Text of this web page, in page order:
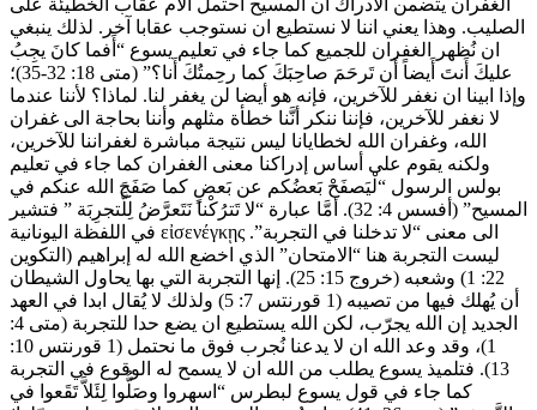
الغفران يتضمن الادراك ان المسيح احتمل آلام عقاب الخطيئة على
الصليب. وهذا يعني اننا لا نستطيع ان نستوجب عقابا آخر. لذلك ينبغي
ان نُظهر الغفران للجميع كما جاء في تعليم يسوع “أَفما كانَ يجِبُ
عليكَ أَنتَ أَيضاً أَن تَرحَمَ صاحِبَكَ كما رحِمتُكَ أَنا؟” (متى 18: 32-35)؛
وإذا ابينا ان نغفر للآخرين، فإنه هو أيضا لن يغفر لنا. لماذا؟ لأننا عندما
لا نغفر للآخرين، فإننا ننكر أنَّنا خطأة مثلهم وأننا بحاجة الى غفران
الله، وغفران الله لخطايانا ليس نتيجة مباشرة لغفراننا للآخرين،
ولكنه يقوم على أساس إدراكنا معنى الغفران كما جاء في تعليم
بولس الرسول “لْيَصفَحْ بَعضُكم عن بَعضٍ كما صَفَحَ الله عنكم في
المسيح” (أفسس 4: 32). أمَّا عبارة “لا تَترُكْنا نَتَعرَّضُ لِلَّتجرِبَة ” فتشير
في اللفظة اليونانية εἰσενέγκῃς الى معنى “لا تدخلنا في التجربة”.
ليست التجربة هنا “الامتحان” الذي اخضع الله له إبراهيم (التكوين
22: 1) وشعبه (خروج 15: 25). إنها التجربة التي بها يحاول الشيطان
أن يُهلك فيها من تصيبه (1 قورنتس 7: 5) ولذلك لا يُقال ابدا في العهد
الجديد إن الله يجرّب، لكن الله يستطيع ان يضع حدا للتجربة (متى 4:
1)، وقد وعد الله ان لا يدعنا نُجرب فوق ما نحتمل (1 قورنتس 10:
13). فتلميذ يسوع يطلب من الله ان لا يسمح له الوقوع في التجربة
كما جاء في قول يسوع لبطرس “اسهروا وصَلُّوا لِئَلاَّ تَقَعوا في